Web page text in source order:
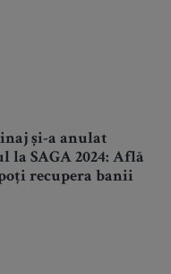
și-a anulat
la SAGA 2024: Află
recupera banii